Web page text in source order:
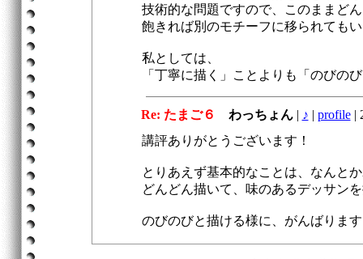
技術的な問題ですので、このままど
飽きれば別のモチーフに移られても
私としては、
「丁寧に描く」ことよりも「のびの
Re: たまご６ わっちょん | ♪ | profile|
講評ありがとうございます！
とりあえず基本的なことは、なんと
どんどん描いて、味のあるデッサン
のびのびと描ける様に、がんばりま